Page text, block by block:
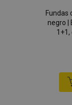
Fundas
negro |
1+1,